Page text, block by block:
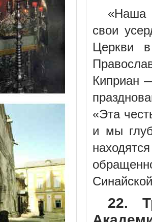
«Наша
свои
Церкви
Киприан
«Эта
и мы
22.